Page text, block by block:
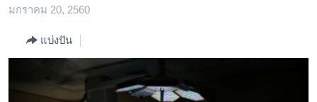
ข้ามสหรัฐฯ
ไทย
วิทยาศาสตร์
มกราคม 20, 2560
แบ่งปัน